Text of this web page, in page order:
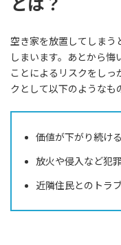
空き家を放置してしまう
しまいます。あとから悔
ことによるリスクをしっ
クとして以下のようなも
価値が下がり続ける
放火や侵入など犯
近隣住民とのトラ